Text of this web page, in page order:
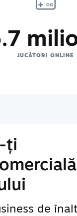
JUCĂTORI ONLINE
ți
de